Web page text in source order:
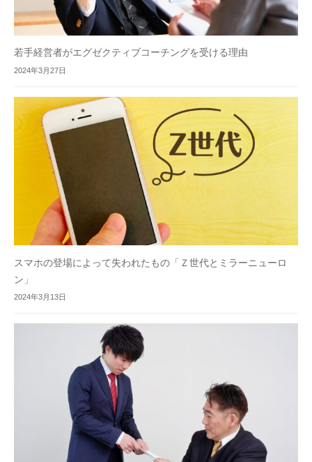
若手経営者がエグゼクティブコーチングを受ける理由
2024年3月27日
スマホの登場によって失われたもの「Ｚ世代とミラーニューロ
ン」
2024年3月13日